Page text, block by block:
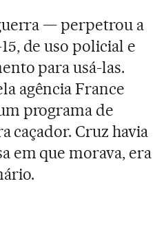
— perpetrou a
de uso policial e
para usá-las.
agência France
programa de
caçador. Cruz havia
em que morava, era